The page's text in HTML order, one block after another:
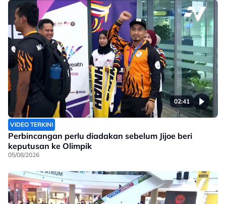
02:41
VIDEO TERKINI
Perbincangan perlu diadakan sebelum Jijoe beri
keputusan ke Olimpik
05/08/2026